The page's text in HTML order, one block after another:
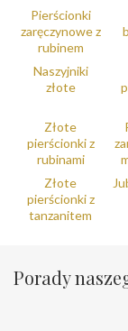
Pierścionki
zaręczynowe z
rubinem
Naszyjniki
złote
Złote
pierścionki z
rubinami
Złote
pierścionki z
tanzanitem
Porady